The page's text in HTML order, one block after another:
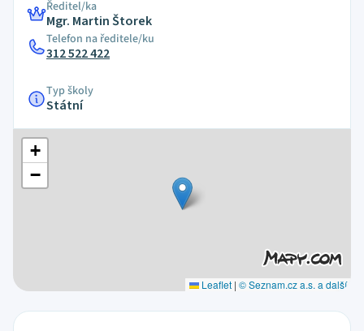
Ředitel/ka
Mgr. Martin Štorek
Telefon na ředitele/ku
312 522 422
Typ školy
Státní
+
−
Leaflet | © Seznam.cz a.s. a další